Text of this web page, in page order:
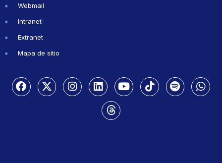
Webmail
Intranet
Extranet
Mapa de sitio